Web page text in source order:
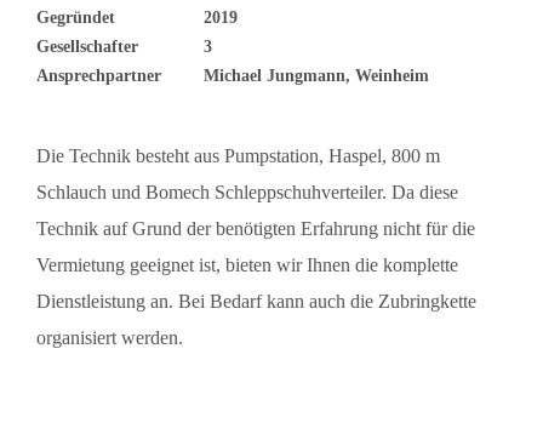
Gegründet
2019
Gesellschafter
3
Ansprechpartner
Michael Jungmann, Weinheim
Die Technik besteht aus Pumpstation, Haspel, 800 m
Schlauch und Bomech Schleppschuhverteiler. Da diese
Technik auf Grund der benötigten Erfahrung nicht für die
Vermietung geeignet ist, bieten wir Ihnen die komplette
Dienstleistung an. Bei Bedarf kann auch die Zubringkette
organisiert werden.